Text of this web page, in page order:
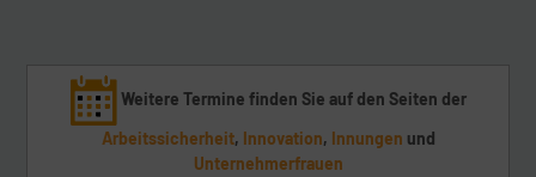
Weitere Termine finden Sie auf den Seiten der
Arbeitssicherheit, Innovation, Innungen und
Unternehmerfrauen